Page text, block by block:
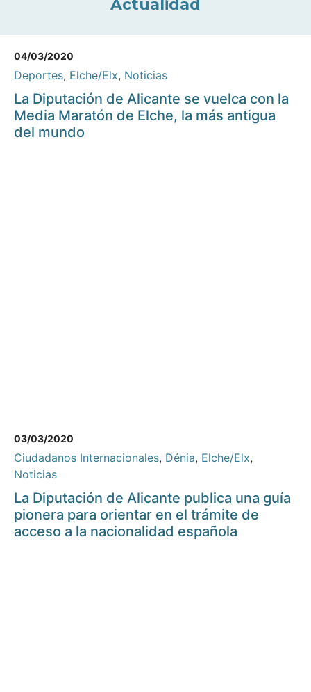
Actualidad
04/03/2020
Deportes, Elche/Elx, Noticias
La Diputación de Alicante se vuelca con la
Media Maratón de Elche, la más antigua
del mundo
03/03/2020
Ciudadanos Internacionales, Dénia, Elche/Elx,
Noticias
La Diputación de Alicante publica una guía
pionera para orientar en el trámite de
acceso a la nacionalidad española